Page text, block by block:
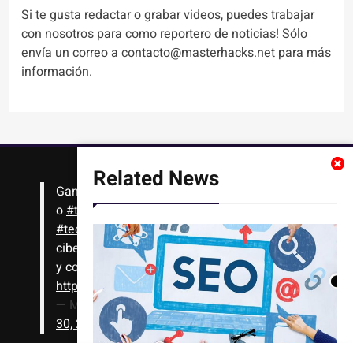
Related News
Si te gusta redactar o grabar videos, puedes trabajar
con nosotros para como reportero de noticias! Sólo
envía un correo a contacto@masterhacks.net para más
información.
Gana #Bitcoinsolo con leer artículos, noticias
o#tutorialesinteresantes de ciencia,
#tecnología,#criptomonedas , seguridad
cibernética y más!! Sólo tienes que registrarte
y comenzar a navegar
https://t.co/1KjkllJEit
— Masterhacks (@Masterhacks_net)August
30, 2020